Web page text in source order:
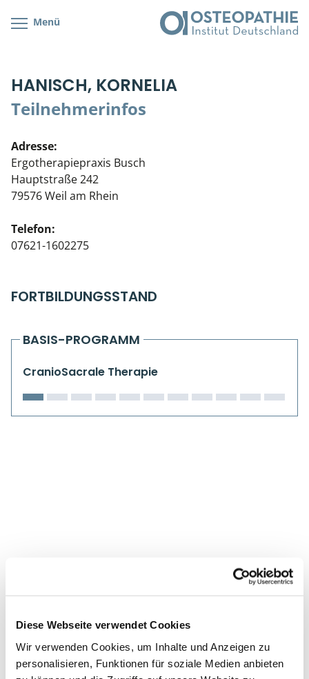
Diese Webseite verwendet Cookies
Wir verwenden Cookies, um Inhalte und Anzeigen zu
personalisieren, Funktionen für soziale Medien anbieten
Menü
HANISCH, KORNELIA
Teilnehmerinfos
Adresse:
Ergotherapiepraxis Busch
Hauptstraße 242
79576 Weil am Rhein
Telefon:
07621-1602275
FORTBILDUNGSSTAND
BASIS-PROGRAMM
CranioSacrale Therapie
Cranial/Neurale Osteopathie
Parietale Osteopathie
Viszerale Osteopathie
Klinische & Praktische Kurse
Live Online-Kurse
Kursorte mit Kursangeboten
Bonus-Programm
Veranstaltungsticket DB
Wissenswertes
Teilnehmerliste
Stellenbörse
Soziales Engagement